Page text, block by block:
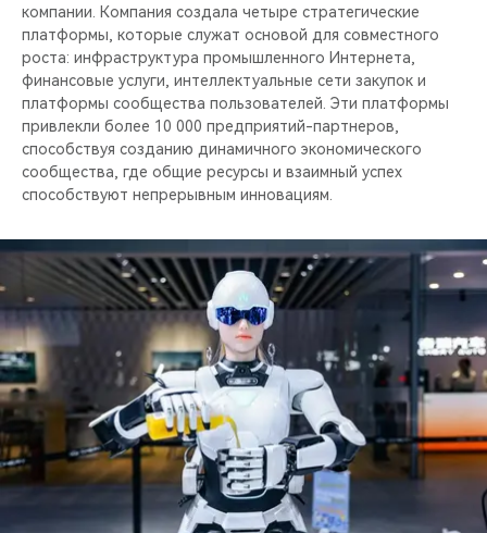
компании. Компания создала четыре стратегические
платформы, которые служат основой для совместного
роста: инфраструктура промышленного Интернета,
финансовые услуги, интеллектуальные сети закупок и
платформы сообщества пользователей. Эти платформы
привлекли более 10 000 предприятий-партнеров,
способствуя созданию динамичного экономического
сообщества, где общие ресурсы и взаимный успех
способствуют непрерывным инновациям.